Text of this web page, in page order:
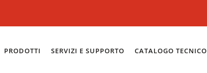
PRODOTTI SERVIZI E SUPPORTO CATALOGO TECNICO